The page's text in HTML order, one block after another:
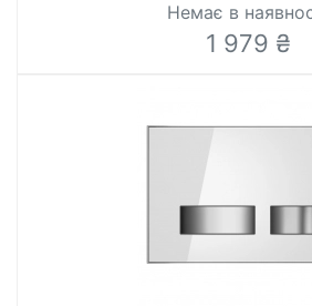
Немає в
1 979 ₴